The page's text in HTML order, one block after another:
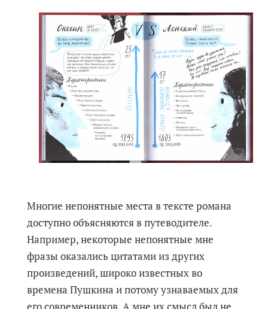
Многие непонятные места в тексте романа
доступно объясняются в путеводителе.
Например, некоторые непонятные мне
фразы оказались цитатами из других
произведений, широко известных во
времена Пушкина и потому узнаваемых для